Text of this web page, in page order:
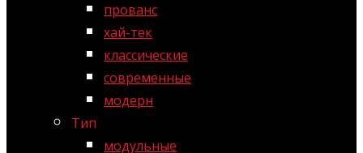
прованс
хай-тек
классические
современные
модерн
Тип
модульные